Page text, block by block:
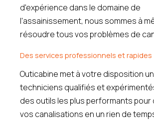
d'expérience dans le domaine de
l'assainissement, nous sommes à
résoudre tous vos problèmes de
Des services professionnels et rapides
Outicabine met à votre disposition
techniciens qualifiés et
des outils les plus performants
vos canalisations en un rien de